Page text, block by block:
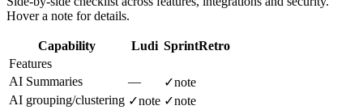
Hover a note for details.
Capability Ludi SprintRetro
Features
AI Summaries
— ✓note
AI grouping/clustering ✓note ✓note